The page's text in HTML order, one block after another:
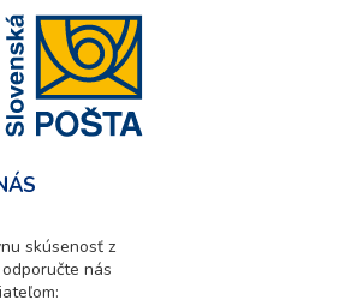
skúsenosť z
nás